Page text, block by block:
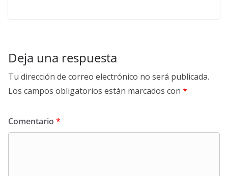
Deja una respuesta
Tu dirección de correo electrónico no será publicada.
Los campos obligatorios están marcados con *
Comentario *